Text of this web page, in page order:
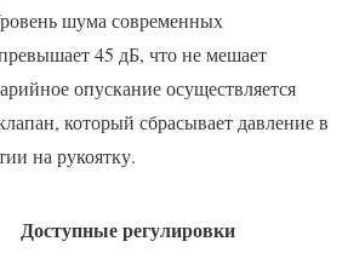
шума современных
45 дБ, что не мешает
опускание осуществляется
который сбрасывает давление в
на рукоятку.
Доступные регулировки